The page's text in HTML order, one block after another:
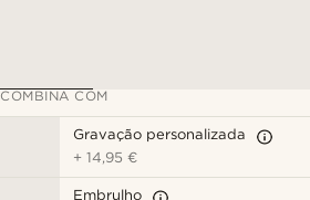
COMBINA COM
Gravação personalizada
+14,95 €
Embrulho